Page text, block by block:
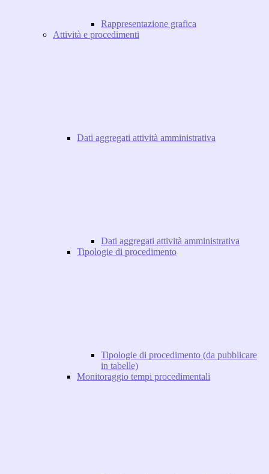
Rappresentazione grafica
Attività e procedimenti
Dati aggregati attività amministrativa
Dati aggregati attività amministrativa
Tipologie di procedimento
Tipologie di procedimento (da pubblicare
in tabelle)
Monitoraggio tempi procedimentali